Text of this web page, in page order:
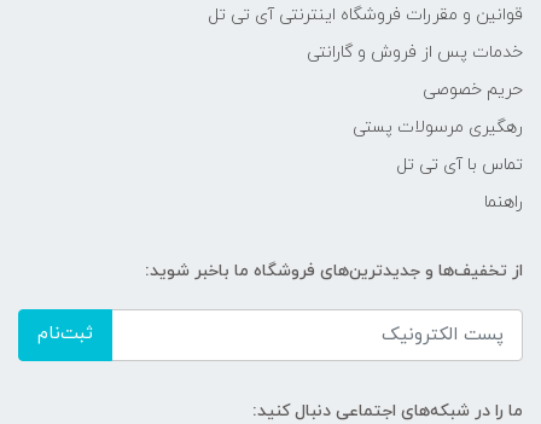
قوانین و مقررات فروشگاه اینترنتی آی تی تل
خدمات پس از فروش و گارانتی
حریم خصوصی
رهگیری مرسولات پستی
تماس با آی تی تل
راهنما
از تخفیف‌ها و جدیدترین‌های فروشگاه ما باخبر شوید:
ثبت‌نام
ما را در شبکه‌های اجتماعی دنبال کنید: